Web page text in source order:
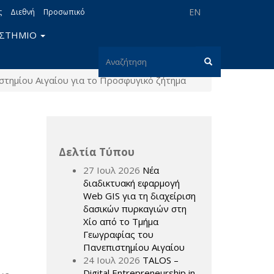
EN
Διεθνή Προσωπικό
Φόρμα
αναζήτησης
Αναζήτηση
Αιγαίου για το Προσφυγικό ζήτημα
Δελτία Τύπου
27 Ιουλ 2026 Νέα
διαδικτυακή εφαρμογή
Web GIS για τη διαχείριση
δασικών πυρκαγιών στη
Χίο από το Τμήμα
Γεωγραφίας του
Πανεπιστημίου Αιγαίου
24 Ιουλ 2026 TALOS –